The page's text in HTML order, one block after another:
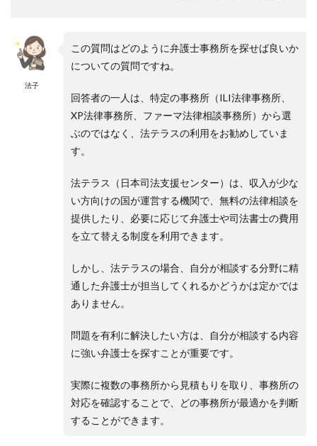
法子
この質問はどのように弁護士事務所を探せば良いか
についての質問ですね。
回答者の一人は、特定の事務所（ILI法律事務所、
XP法律事務所、ファーマ法律相談事務所）から選
ぶのではなく、法テラスの利用をお勧めしていま
す。
法テラス（日本司法支援センター）は、収入が少な
い方向けの国が運営する機関で、無料の法律相談を
提供したり、必要に応じて弁護士や司法書士の費用
を立て替える制度を利用できます。
しかし、法テラスの場合、自分が相談する分野に精
通した弁護士が担当してくれるかどうかは定かでは
ありません。
問題を有利に解決したい方は、自分が相談する内容
に強い弁護士を探すことが重要です。
実際に複数の事務所から見積もりを取り、事務所の
対応を確認することで、どの事務所が最適かを判断
することができます。